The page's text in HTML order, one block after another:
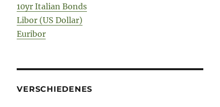
10yr Italian Bonds
Libor (US Dollar)
Euribor
VERSCHIEDENES